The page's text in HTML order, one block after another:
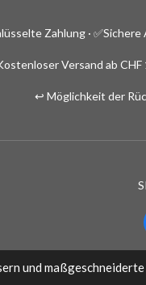
und
Zahlung · ✅Sichere
Versand ab
↩️ Möglichkeit der